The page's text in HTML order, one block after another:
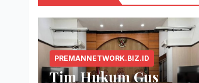
PREMANNETWORK.BIZ.ID
Tim Hukum Gus